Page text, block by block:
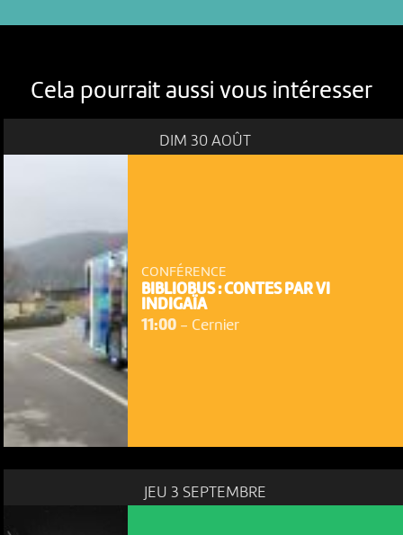
Cela pourrait aussi vous intéresser
DIM 30 AOÛT
CONFÉRENCE
BIBLIOBUS : CONTES PAR VI
INDIGAÏA
11:00- Cernier
JEU 3 SEPTEMBRE